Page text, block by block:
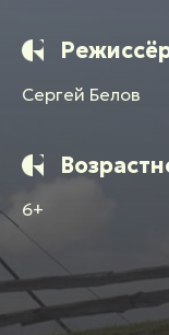
Сергей Белов
6+